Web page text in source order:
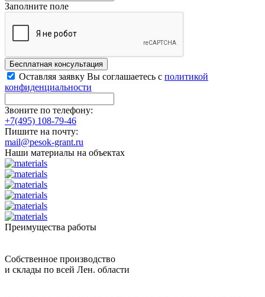
Заполните поле
Бесплатная консультация
Оставляя заявку Вы соглашаетесь с политикой
конфиденциальности
Звоните по телефону:
+7(495) 108-79-46
Пишите на почту:
mail@pesok-grant.ru
Наши материалы на объектах
Преимущества работы
Собственное производство
и склады по всей Лен. области